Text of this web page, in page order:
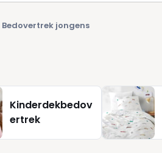
Bedovertrek jongens
Kinderdekbedov
ertrek